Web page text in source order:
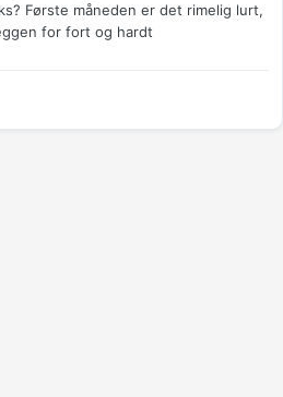
Første måneden er det rimelig lurt,
for fort og hardt